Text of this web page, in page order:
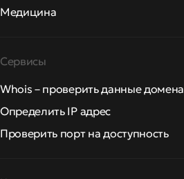
Медицина
Сервисы
Whois – проверить данные домена
Определить IP адрес
Проверить порт на доступность